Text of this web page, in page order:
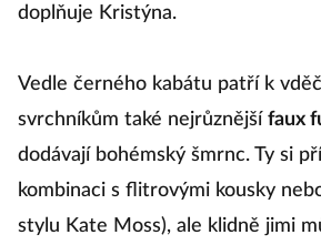
doplňuje Kristýna.
Vedle černého kabátu patří k
svrchníkům také nejrůznější faux
dodávají bohémský šmrnc. Ty si
kombinaci s flitrovými kousky
stylu Kate Moss), ale klidně jimi